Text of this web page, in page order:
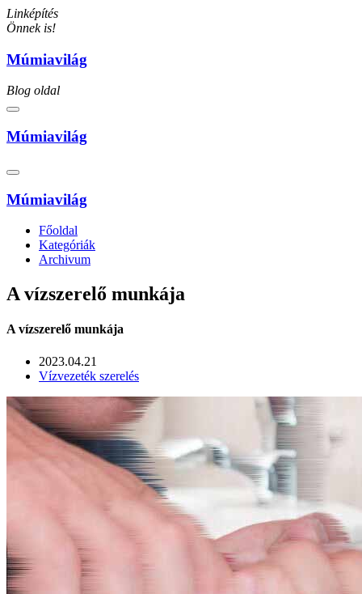
Linképítés
Önnek is!
Múmiavilág
Blog oldal
Múmiavilág
Múmiavilág
Főoldal
Kategóriák
Archivum
A vízszerelő munkája
A vízszerelő munkája
2023.04.21
Vízvezeték szerelés